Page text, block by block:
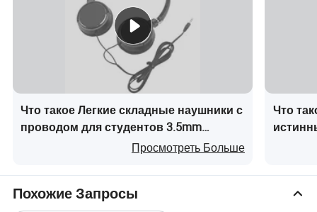
Что такое Легкие складные наушники с
проводом для студентов 3.5mm
накладные наушники на уши,
микрофона
Просмотреть Больше
Что
Похожие Запросы